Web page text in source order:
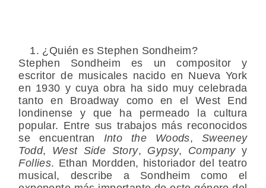
¿Quién es Stephen Sondheim?
Stephen Sondheim es un compositor y
escritor de musicales nacido en Nueva York
en 1930 y cuya obra ha sido muy celebrada
tanto en Broadway como en el West End
londinense y que ha permeado la cultura
popular. Entre sus trabajos más reconocidos
se encuentran Into the Woods, Sweeney
Todd, West Side Story, Gypsy, Companyy
Follies. Ethan Mordden, historiador del teatro
musical, describe a Sondheim como el